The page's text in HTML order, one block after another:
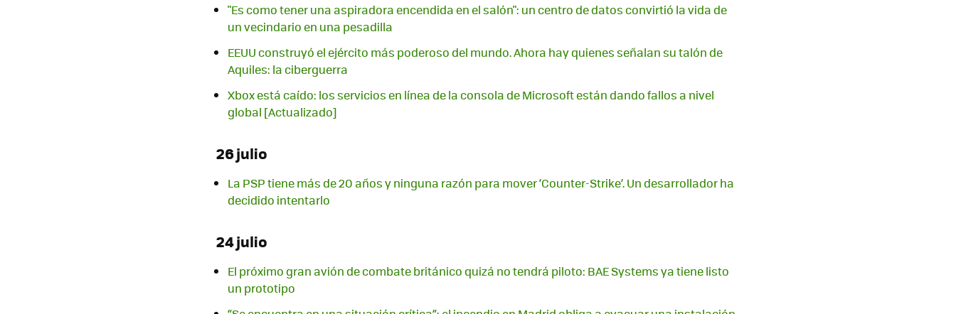
"Es como tener una aspiradora encendida en el salón": un centro de datos convirtió la vida de
un vecindario en una pesadilla
EEUU construyó el ejército más poderoso del mundo. Ahora hay quienes señalan su talón de
Aquiles: la ciberguerra
Xbox está caído: los servicios en línea de la consola de Microsoft están dando fallos a nivel
global [Actualizado]
26 julio
La PSP tiene más de 20 años y ninguna razón para mover ‘Counter-Strike’. Un desarrollador ha
decidido intentarlo
24 julio
El próximo gran avión de combate británico quizá no tendrá piloto: BAE Systems ya tiene listo
un prototipo